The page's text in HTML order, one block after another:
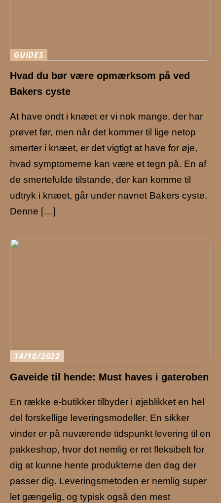
GUIDES
Hvad du bør være opmærksom på ved
Bakers cyste
At have ondt i knæet er vi nok mange, der har
prøvet før, men når det kommer til lige netop
smerter i knæet, er det vigtigt at have for øje,
hvad symptomerne kan være et tegn på. En af
de smertefulde tilstande, der kan komme til
udtryk i knæet, går under navnet Bakers cyste.
Denne […]
14/10/2022
Gaveide til hende: Must haves i gateroben
En række e-butikker tilbyder i øjeblikket en hel
del forskellige leveringsmodeller. En sikker
vinder er på nuværende tidspunkt levering til en
pakkeshop, hvor det nemlig er ret fleksibelt for
dig at kunne hente produkterne den dag der
passer dig. Leveringsmetoden er nemlig super
let gængelig, og typisk også den mest